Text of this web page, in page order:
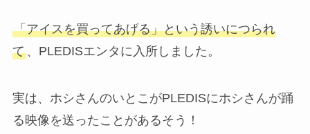
「アイスを買ってあげる」という誘いにつられ
て、PLEDISエンタに入所しました。
実は、ホシさんのいとこがPLEDISにホシさんが踊
る映像を送ったことがあるそう！